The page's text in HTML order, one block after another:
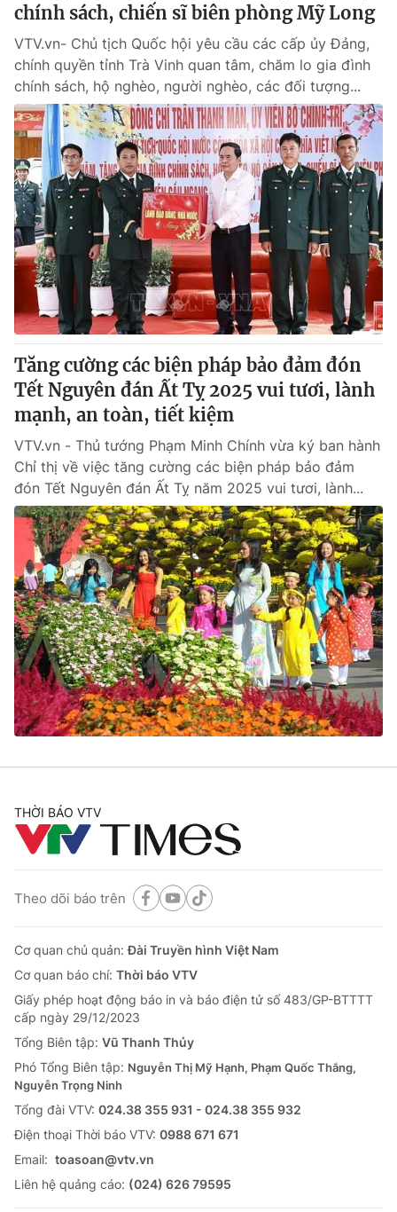
chính sách, chiến sĩ biên phòng Mỹ Long
VTV.vn- Chủ tịch Quốc hội yêu cầu các cấp ủy Đảng,
chính quyền tỉnh Trà Vinh quan tâm, chăm lo gia đình
chính sách, hộ nghèo, người nghèo, các đối tượng...
Tăng cường các biện pháp bảo đảm đón
Tết Nguyên đán Ất Tỵ 2025 vui tươi, lành
mạnh, an toàn, tiết kiệm
VTV.vn - Thủ tướng Phạm Minh Chính vừa ký ban hành
Chỉ thị về việc tăng cường các biện pháp bảo đảm
đón Tết Nguyên đán Ất Tỵ năm 2025 vui tươi, lành...
THỜI BÁO VTV
Theo dõi báo trên
Cơ quan chủ quản:Đài Truyền hình Việt Nam
Cơ quan báo chí: Thời báo VTV
Giấy phép hoạt động báo in và báo điện tử số 483/GP-BTTTT
cấp ngày 29/12/2023
Tổng Biên tập: Vũ Thanh Thủy
Phó Tổng Biên tập: Nguyễn Thị Mỹ Hạnh, Phạm Quốc Thắng,
Nguyễn Trọng Ninh
Tổng đài VTV: 024.38 355 931 - 024.38 355 932
Ðiện thoại Thời báo VTV: 0988 671 671
Email: toasoan@vtv.vn
Liên hệ quảng cáo: (024) 626 79595